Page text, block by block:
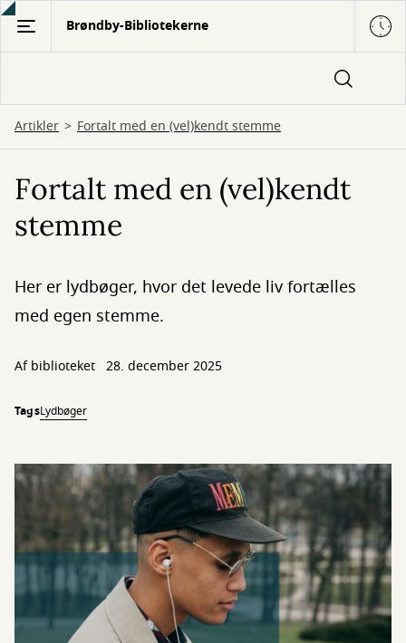
Gå
hovedindhold
Brøndby-Bibliotekerne
Artikler Fortalt med en (vel)kendt stemme
Fortalt med en (vel)kendt
stemme
Her er lydbøger, hvor det levede liv fortælles
med egen stemme.
Af biblioteket 28. december 2025
TagsLydbøger